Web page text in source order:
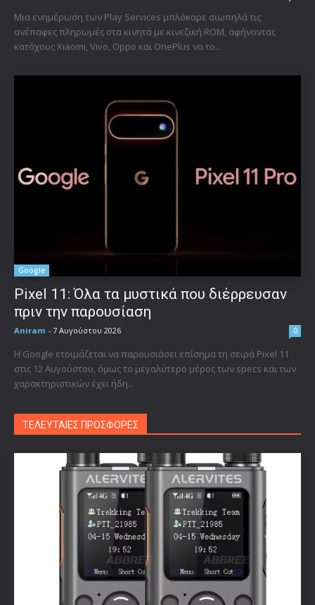
Μια ενημέρωση των Play Services μπλόκαρε σιωπηλά τις
ανέπαφες πληρωμές στα κινητά με κινεζική ROM, αφήνοντας
κατόχους Xiaomi, Vivo, Oppo και OnePlus να το...
Google
Pixel 11: Όλα τα μυστικά που διέρρευσαν
πριν την παρουσίαση
Aniram - 7 Αυγούστου 2026 0
Η Google ετοιμάζεται να παρουσιάσει επίσημα τη σειρά Pixel 11
στις 12 Αυγούστου, όμως το μεγαλύτερο μέρος των specs και των
χαρακτηριστικών έχει ήδη...
ΤΕΛΕΥΤΑΙΕΣ ΠΡΟΣΦΟΡΕΣ